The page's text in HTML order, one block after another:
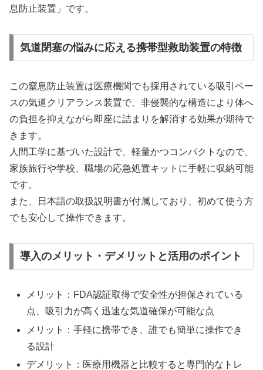
息防止装置」です。
気道閉塞の悩みに応える携帯型救助装置の特徴
この窒息防止装置は医療機関でも採用されている吸引ベー
スの気道クリアランス装置で、非侵襲的な構造により体へ
の負担を抑えながら即座に詰まりを解消する効果が期待で
きます。
人間工学に基づいた設計で、軽量かつコンパクトなので、
家族旅行や学校、職場の応急処置キットに手軽に収納可能
です。
また、日本語の取扱説明書が付属しており、初めて使う方
でも安心して操作できます。
導入のメリット・デメリットと活用のポイント
メリット：FDA認証取得で安全性が担保されている
点、吸引力が高く迅速な気道確保が可能な点
メリット：手軽に携帯でき、誰でも簡単に操作でき
る設計
デメリット：医療用機器と比較すると専門的なトレ